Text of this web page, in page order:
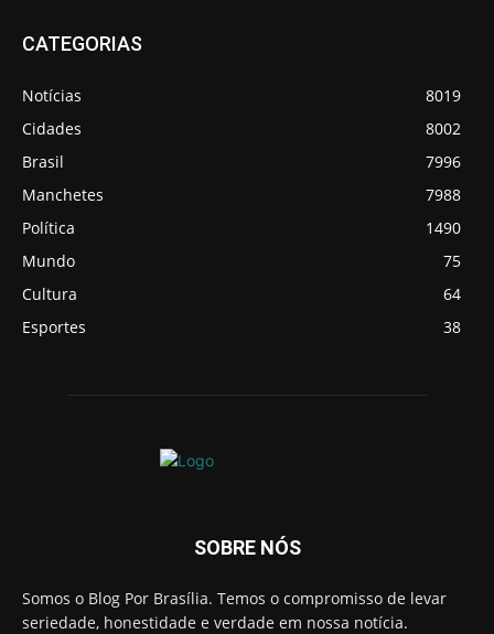
CATEGORIAS
Notícias
8019
Cidades
8002
Brasil
7996
Manchetes
7988
Política
1490
Mundo
75
Cultura
64
Esportes
38
SOBRE NÓS
Somos o Blog Por Brasília. Temos o compromisso de levar
seriedade, honestidade e verdade em nossa notícia.